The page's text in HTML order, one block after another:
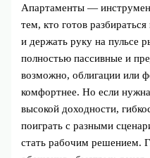
Апартаменты —
тем, кто готов
и держать руку на пульсе
полностью пассивные и
возможно, облигации или
комфортнее. Но если
высокой доходности,
поиграть с разными
стать рабочим решением.